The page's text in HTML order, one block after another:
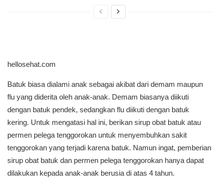
hellosehat.com
Batuk biasa dialami anak sebagai akibat dari demam maupun
flu yang diderita oleh anak-anak. Demam biasanya diikuti
dengan batuk pendek, sedangkan flu diikuti dengan batuk
kering. Untuk mengatasi hal ini, berikan sirup obat batuk atau
permen pelega tenggorokan untuk menyembuhkan sakit
tenggorokan yang terjadi karena batuk. Namun ingat, pemberian
sirup obat batuk dan permen pelega tenggorokan hanya dapat
dilakukan kepada anak-anak berusia di atas 4 tahun.